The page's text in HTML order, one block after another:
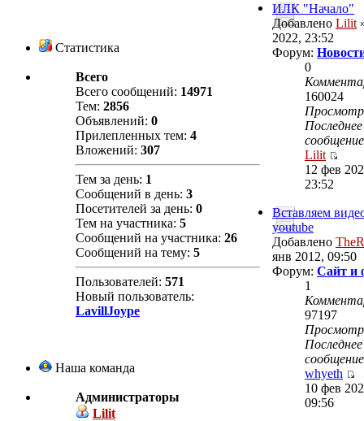
Статистика
Всего
Всего сообщений: 14971
Тем: 2856
Объявлений: 0
Прилепленных тем: 4
Вложений: 307
Тем за день: 1
Сообщений в день: 3
Посетителей за день: 0
Тем на участника: 5
Сообщений на участника: 26
Сообщений на тему: 5
Пользователей: 571
Новый пользователь:
LavillJoype
Наша команда
Администраторы
Lilit
ИЛК "Начало"
Добавлено Lilit
2022, 23:52
Форум:
0
160024
Последнее
сообщение
Lilit
12 фев
23:52
Вставляем
youtube
Добавлено
янв 2012, 09:50
Форум: Сайт и
1
97197
Последнее
сообщение
whyeth
10 фев
09:56